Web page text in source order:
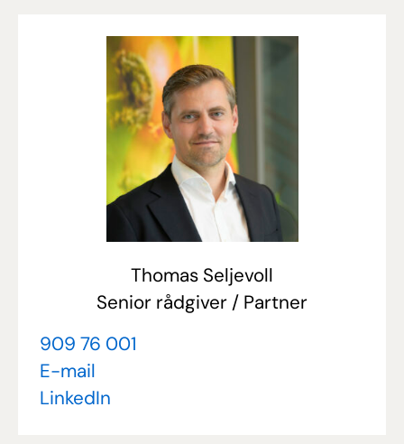
Thomas Seljevoll
Senior rådgiver / Partner
909 76 001
E-mail
LinkedIn